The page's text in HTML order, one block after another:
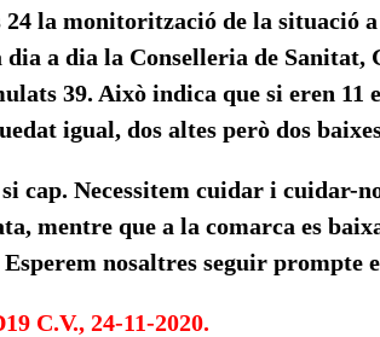
la monitorització de la situació
a dia la Conselleria de Sanitat,
39. Això indica que si eren 11
igual, dos altes però dos
cap. Necessitem cuidar i cuidar-
mentre que a la comarca es
nosaltres seguir prompte
C.V., 24-11-2020.